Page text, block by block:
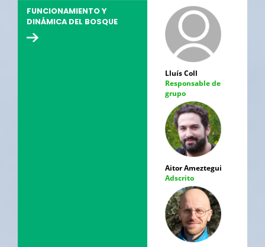
FUNCIONAMIENTO Y
DINÁMICA DEL BOSQUE
Lluís Coll
Responsable de
grupo
Aitor Ameztegui
Adscrito